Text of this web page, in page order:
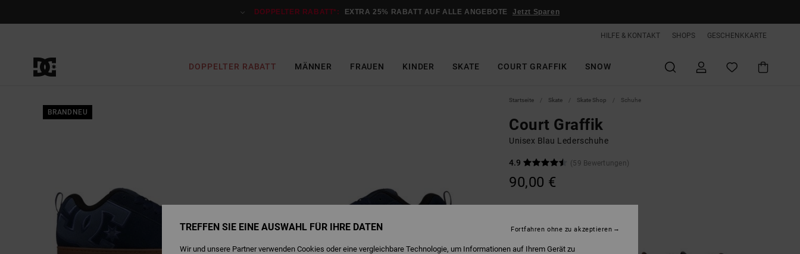
DOPPELTER RABATT*: EXTRA 25% RABATT AUF ALLE ANGEBOTE Jetzt Sparen
HILFE & KONTAKT SHOPS GESCHENKKARTE
DOPPELTER RABATT MÄNNER FRAUEN KINDER SKATE COURT GRAFFIK SNOW
BRANDNEU
Startseite Skate Skate Shop Schuhe
Court Graffik
Unisex Blau Lederschuhe
4.9 (59 Bewertungen)
90,00 €
TREFFEN SIE EINE AUSWAHL FÜR IHRE DATEN
Wir und unsere Partner verwenden Cookies oder eine vergleichbare Technologie, um Informationen auf Ihrem Gerät zu
Fortfahren ohne zu akzeptieren